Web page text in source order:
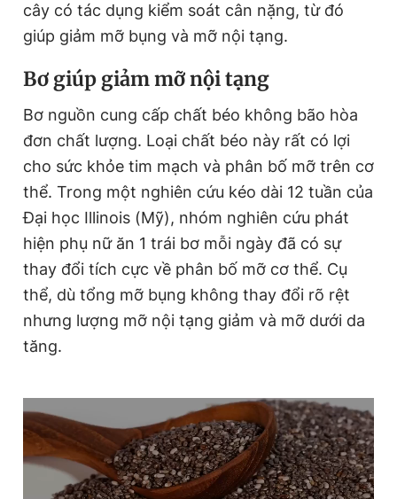
cây có tác dụng kiểm soát cân nặng, từ đó
giúp giảm mỡ bụng và mỡ nội tạng.
Bơ giúp giảm mỡ nội tạng
Bơ nguồn cung cấp chất béo không bão hòa
đơn chất lượng. Loại chất béo này rất có lợi
cho sức khỏe tim mạch và phân bố mỡ trên cơ
thể. Trong một nghiên cứu kéo dài 12 tuần của
Đại học Illinois (Mỹ), nhóm nghiên cứu phát
hiện phụ nữ ăn 1 trái bơ mỗi ngày đã có sự
thay đổi tích cực về phân bố mỡ cơ thể. Cụ
thể, dù tổng mỡ bụng không thay đổi rõ rệt
nhưng lượng mỡ nội tạng giảm và mỡ dưới da
tăng.